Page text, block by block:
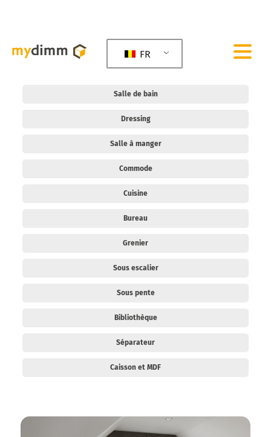
FR
Salle de bain
Dressing
Salle à manger
Commode
Cuisine
Bureau
Grenier
Sous escalier
Sous pente
Bibliothèque
Séparateur
Caisson et MDF